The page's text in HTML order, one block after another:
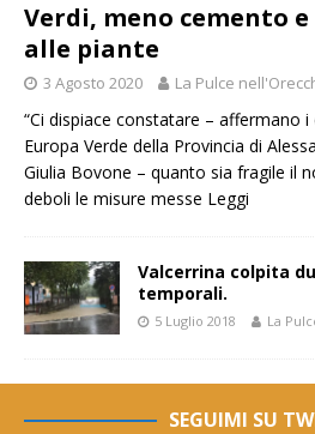
Verdi, meno cemento
alle piante
3 Agosto 2020 La Pulce
“Ci dispiace constatare – affermano
Europa Verde della Provincia di
Giulia Bovone – quanto sia fragile il
deboli le misure messe Leggi
Valcerrina colpita
temporali.
5 Luglio 2018 La
SEGUIMI SU